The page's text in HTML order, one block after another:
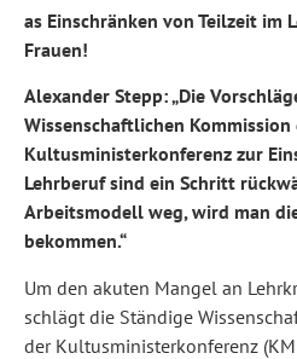
as Einschränken von Teilzeit
Frauen!
Alexander Stepp: „Die
Wissenschaftlichen Kommission
Kultusministerkonferenz zur
Lehrberuf sind ein Schritt
Arbeitsmodell weg, wird man
bekommen.“
Um den akuten Mangel an
schlägt die Ständige
der Kultusministerkonferenz